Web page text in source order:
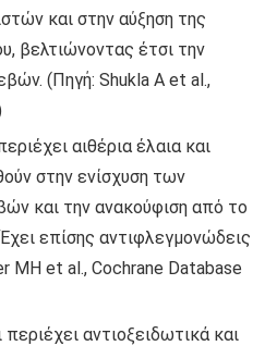
και στην αύξηση της
βελτιώνοντας έτσι την
(Πηγή: Shukla A et al.,
αιθέρια έλαια και
στην ενίσχυση των
και την ανακούφιση από το
επίσης αντιφλεγμονώδεις
MH et al., Cochrane Database
αντιοξειδωτικά και